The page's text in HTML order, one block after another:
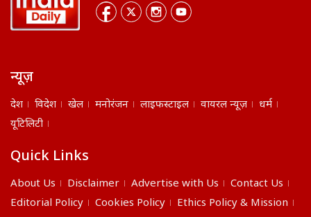
न्यूज़
देश विदेश खेल मनोरंजन लाइफस्टाइल वायरल न्यूज़
धर्म
यूटिलिटी
Quick Links
About Us Disclaimer Advertise with Us
Contact Us
Editorial Policy
Cookies Policy
Ethics Policy & Mission